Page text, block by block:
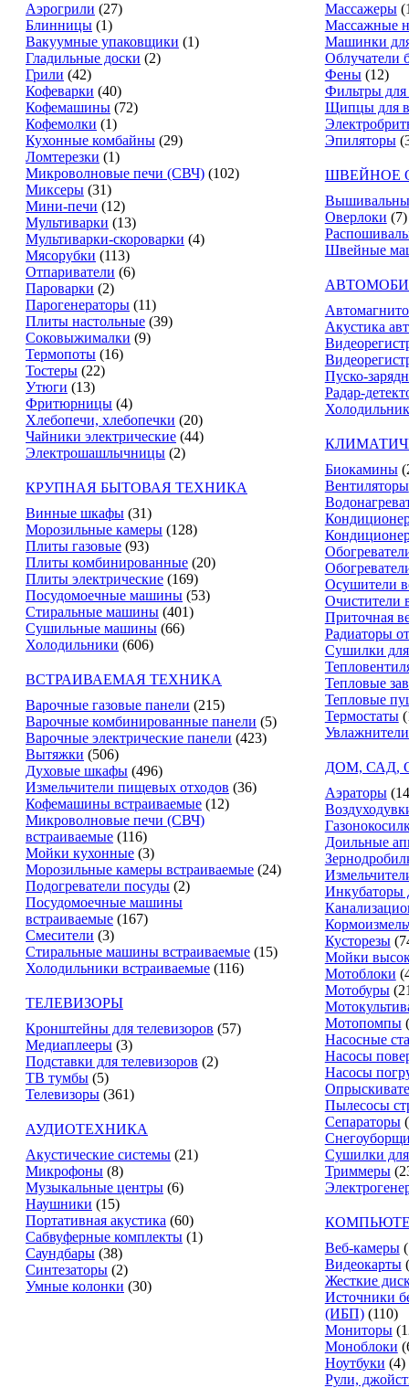
Аэрогрили (27)
Блинницы (1)
Вакуумные упаковщики (1)
Гладильные доски (2)
Грили (42)
Кофеварки (40)
Кофемашины (72)
Кофемолки (1)
Кухонные комбайны (29)
Ломтерезки (1)
Микроволновые печи (СВЧ) (102)
Миксеры (31)
Мини-печи (12)
Мультиварки (13)
Мультиварки-скороварки (4)
Мясорубки (113)
Отпариватели (6)
Пароварки (2)
Парогенераторы (11)
Плиты настольные (39)
Соковыжималки (9)
Термопоты (16)
Тостеры (22)
Утюги (13)
Фритюрницы (4)
Хлебопечи, хлебопечки (20)
Чайники электрические (44)
Электрошашлычницы (2)
КРУПНАЯ БЫТОВАЯ ТЕХНИКА
Винные шкафы (31)
Морозильные камеры (128)
Плиты газовые (93)
Плиты комбинированные (20)
Плиты электрические (169)
Посудомоечные машины (53)
Стиральные машины (401)
Сушильные машины (66)
Холодильники (606)
ВСТРАИВАЕМАЯ ТЕХНИКА
Варочные газовые панели (215)
Варочные комбинированные панели (5)
Варочные электрические панели (423)
Вытяжки (506)
Духовые шкафы (496)
Измельчители пищевых отходов (36)
Кофемашины встраиваемые (12)
Микроволновые печи (СВЧ)
встраиваемые (116)
Мойки кухонные (3)
Морозильные камеры встраиваемые (24)
Подогреватели посуды (2)
Посудомоечные машины
встраиваемые (167)
Смесители (3)
Стиральные машины встраиваемые (15)
Холодильники встраиваемые (116)
ТЕЛЕВИЗОРЫ
Кронштейны для телевизоров (57)
Медиаплееры (3)
Подставки для телевизоров (2)
ТВ тумбы (5)
Телевизоры (361)
АУДИОТЕХНИКА
Акустические системы (21)
Микрофоны (8)
Музыкальные центры (6)
Наушники (15)
Портативная акустика (60)
Сабвуферные комплекты (1)
Саундбары (38)
Синтезаторы (2)
Умные колонки (30)
Массажеры
Массажные
Машинки
Облучатели
Фены (12)
Фильтры
Щипцы для
Эпиляторы
ШВЕЙНОЕ
Оверлоки (7)
Швейные
Акустика
Пуско-
Радар-
Биокамины
Вентиляторы
Осушители
Очистители
Приточная
Радиаторы
Сушилки
Тепловые
Тепловые
Термостаты
ДОМ, САД,
Аэраторы
Доильные
Инкубаторы
Кусторезы
Мойки
Мотоблоки
Мотобуры
Мотопомпы
Насосные
Насосы
Насосы
Пылесосы
Сепараторы
Сушилки
Триммеры
Веб-камеры
Видеокарты
Жесткие
Источники
(ИБП) (110)
Мониторы
Моноблоки
Ноутбуки (4)
Рули,